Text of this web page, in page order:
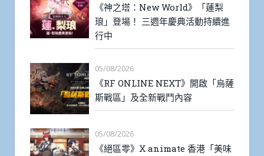
《神之塔：New World》「蓮梨
琅」登場！ 三週年慶典活動持續進
行中
05/08/2026
《RF ONLINE NEXT》開啟「烏薩
斯戰區」及全新戰鬥內容
05/08/2026
《絕區零》X animate 香港「美味